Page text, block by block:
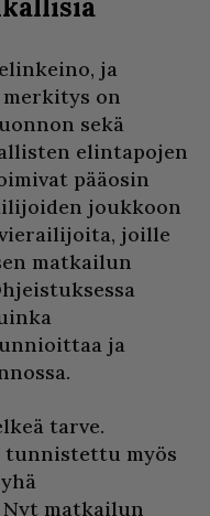
ja
on
sekä
elintapojen
pääosin
joukkoon
joille
matkailun
ja
tarve.
tunnistettu myös
matkailun